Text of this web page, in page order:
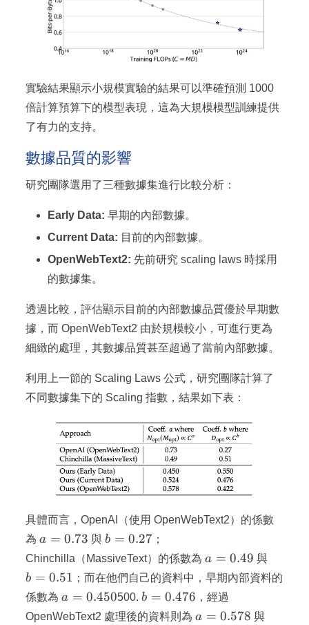
實驗結果顯示小規模實驗的結果可以準確預測 1000
倍計算預算下的模型表現，這為大規模模型訓練提供
了有力的支持。
數據品質的影響
研究團隊選用了三種數據集進行比較分析：
Early Data: 早期的內部數據。
Current Data: 目前的內部數據。
OpenWebText2: 先前研究 scaling laws 時採用
的數據集。
透過比較，評估顯示目前的內部數據品質優於早期數
據，而 OpenWebText2 由於規模較小，可進行更為
細緻的處理，其數據品質甚至超過了當前內部數據。
利用上一節的 Scaling Laws 公式，研究團隊計算了
不同數據集下的 Scaling 指數，結果如下表：
具體而言，OpenAI（使用 OpenWebText2）的係數
為a=0.73
a = 0.73 與b=0.27
b = 0.27；
Chinchilla（MassiveText）的係數為a=0.49
a = 0.49 與
b = 0.51 ；而在他們自己的資料中，早期內部資料的
係數為a=0.450
a = 0.450500.b=0.476
b = 0.476 ，經過
OpenWebText2 處理後的資料則為a=0.578
a = 0.578 與